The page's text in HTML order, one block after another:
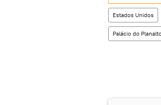
Estados Unidos
Palácio do Planalto